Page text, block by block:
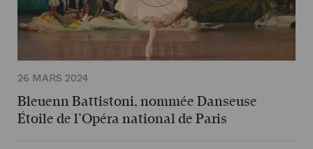
26 MARS 2024
Bleuenn Battistoni, nommée Danseuse
Étoile de l’Opéra national de Paris